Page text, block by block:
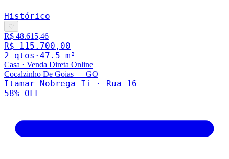
Histórico
♡
R$ 48.615,46
R$ 115.700,00
2 qtos · 47.5 m²
Casa · Venda Direta Online
Cocalzinho De Goias — GO
Itamar Nobrega Ii · Rua 16
58% OFF